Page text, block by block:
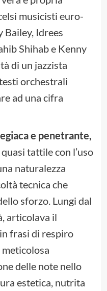
musicisti euro-
Bailey, Idrees
Shihab e Kenny
di un jazzista
orchestrali
ad una cifra
e penetrante,
tattile con l’uso
naturalezza
tecnica che
sforzo. Lungi dal
articolava il
frasi di respiro
meticolosa
delle note nello
estetica, nutrita